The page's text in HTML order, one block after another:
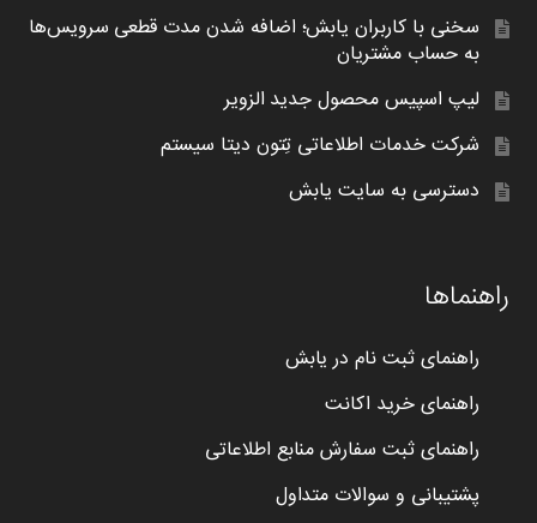
سخنی با کاربران یابش؛ اضافه شدن مدت قطعی سرویس‌ها
به حساب مشتریان
لیپ اسپیس محصول جدید الزویر
شرکت خدمات اطلاعاتی تِتون دیتا سیستم
دسترسی به سایت یابش
راهنماها
راهنمای ثبت نام در یابش
راهنمای خرید اکانت
راهنمای ثبت سفارش منابع اطلاعاتی
پشتیبانی و سوالات متداول